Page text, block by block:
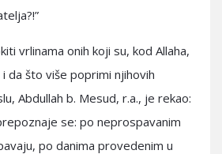
vrlinama onih koji su, kod Allaha,
da što više poprimi njihovih
Abdullah b. Mesud, r.a., je rekao:
se: po neprospavanim
po danima provedenim u